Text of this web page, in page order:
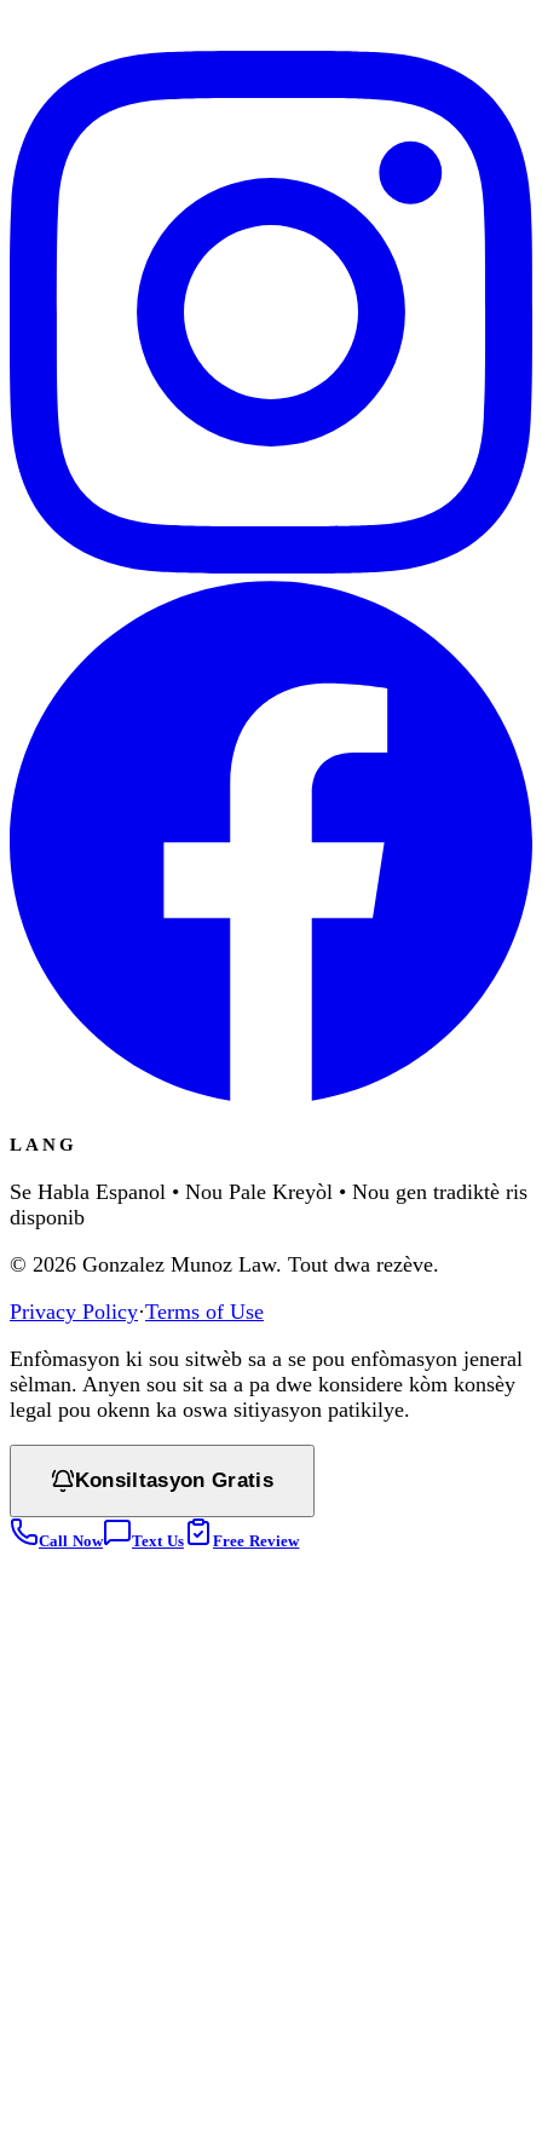
LANG
Se Habla Espanol • Nou Pale Kreyòl • Nou gen tradiktè ris
disponib
© 2026 Gonzalez Munoz Law. Tout dwa rezève.
Privacy Policy·Terms of Use
Enfòmasyon ki sou sitwèb sa a se pou enfòmasyon jeneral
sèlman. Anyen sou sit sa a pa dwe konsidere kòm konsèy
legal pou okenn ka oswa sitiyasyon patikilye.
Konsiltasyon Gratis
Call Now Text Us Free Review